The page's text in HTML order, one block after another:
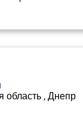
область , Днепр